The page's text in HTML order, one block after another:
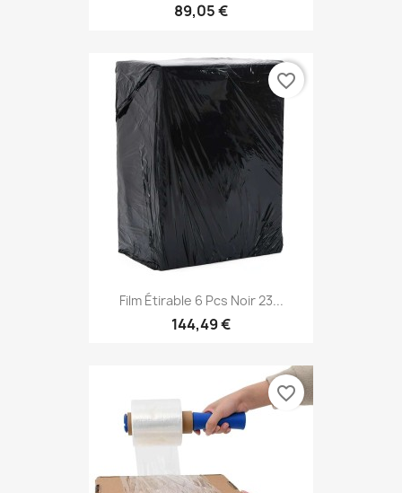
89,05 €
Film Étirable 6 Pcs Noir 23...
144,49 €
favorite_border
favorite_border